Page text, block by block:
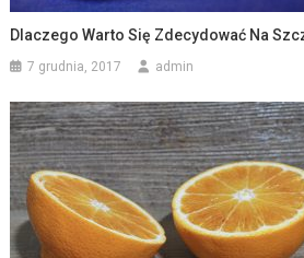
Dlaczego Warto Się Zdecydować Na
7 grudnia, 2017 admin